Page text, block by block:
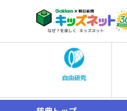
自由研究